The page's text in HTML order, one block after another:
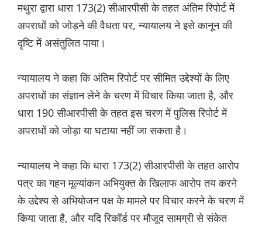
मथुरा द्वारा धारा 173(2) सीआरपीसी के तहत अंतिम रिपोर्ट में
अपराधों को जोड़ने की वैधता पर, न्यायालय ने इसे कानून की
दृष्टि में असंतुलित पाया।
न्यायालय ने कहा कि अंतिम रिपोर्ट पर सीमित उद्देश्यों के लिए
अपराधों का संज्ञान लेने के चरण में विचार किया जाता है, और
धारा 190 सीआरपीसी के तहत इस चरण में पुलिस रिपोर्ट में
अपराधों को जोड़ा या घटाया नहीं जा सकता है।
न्यायालय ने कहा कि धारा 173(2) सीआरपीसी के तहत आरोप
पत्र का गहन मूल्यांकन अभियुक्त के खिलाफ आरोप तय करने
के उद्देश्य से अभियोजन पक्ष के मामले पर विचार करने के चरण में
किया जाता है, और यदि रिकॉर्ड पर मौजूद सामग्री से संकेत